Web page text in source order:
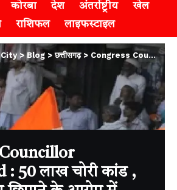
कोरबा देश अंतर्राष्ट्रीय
खेल
राशिफल लाइफस्टाइल
>Blog >छत्तीसगढ़> Congress Councillor Suspended : 50 लाख चोरी कांड , चोरी का पैसा छिपाने के आरोप में कांग्रेसी पार्षद ओम प्रकाश साहू सस्पेंड
: 50 लाख चोरी कांड ,